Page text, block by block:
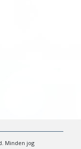
Minden jog